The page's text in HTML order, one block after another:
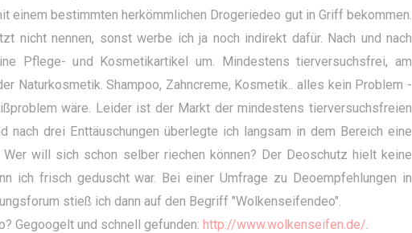
einem bestimmten herkömmlichen Drogeriedeo gut in Griff bekommen.
nicht nennen, sonst werbe ich ja noch indirekt dafür. Nach und nach
Pflege- und Kosmetikartikel um. Mindestens tierversuchsfrei, am
Naturkosmetik. Shampoo, Zahncreme, Kosmetik.. alles kein Problem -
wäre. Leider ist der Markt der mindestens tierversuchsfreien
nach drei Enttäuschungen überlegte ich langsam in dem Bereich eine
Wer will sich schon selber riechen können? Der Deoschutz hielt keine
ich frisch geduscht war. Bei einer Umfrage zu Deoempfehlungen in
stieß ich dann auf den Begriff "Wolkenseifendeo".
Gegoogelt und schnell gefunden: http://www.wolkenseifen.de/.